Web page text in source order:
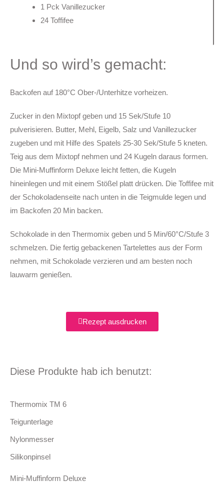
1 Pck Vanillezucker
24 Toffifee
Und so wird’s gemacht:
Backofen auf 180°C Ober-/Unterhitze vorheizen.
Zucker in den Mixtopf geben und 15 Sek/Stufe 10
pulverisieren. Butter, Mehl, Eigelb, Salz und Vanillezucker
zugeben und mit Hilfe des Spatels 25-30 Sek/Stufe 5 kneten.
Teig aus dem Mixtopf nehmen und 24 Kugeln daraus formen.
Die Mini-Muffinform Deluxe leicht fetten, die Kugeln
hineinlegen und mit einem Stößel platt drücken. Die Toffifee mit
der Schokoladenseite nach unten in die Teigmulde legen und
im Backofen 20 Min backen.
Schokolade in den Thermomix geben und 5 Min/60°C/Stufe 3
schmelzen. Die fertig gebackenen Tartelettes aus der Form
nehmen, mit Schokolade verzieren und am besten noch
lauwarm genießen.
Rezept ausdrucken
Diese Produkte hab ich benutzt:
Thermomix TM 6
Teigunterlage
Nylonmesser
Silikonpinsel
Mini-Muffinform Deluxe